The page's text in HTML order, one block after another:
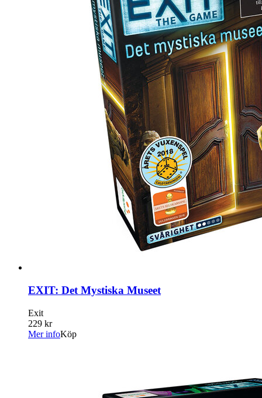
EXIT: Det Mystiska Museet
Exit
229 kr
Mer infoKöp